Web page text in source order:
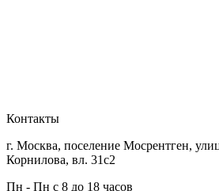
Контакты
г. Москва, поселение Мосрентген,
Корнилова, вл. 31с2
Пн - Пн с 8 до 18 часов